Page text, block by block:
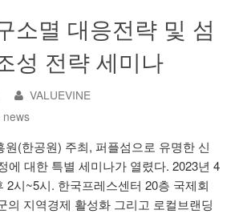
소멸 대응전략 및 섬
성 전략 세미나
VALUEVINE
news
원(한공원) 주최, 퍼플섬으로 유명한 신
에 대한 특별 세미나가 열렸다. 2023년 4
2시~5시. 한국프레스센터 20층 국제회
의 지역경제 활성화 그리고 로컬브랜딩